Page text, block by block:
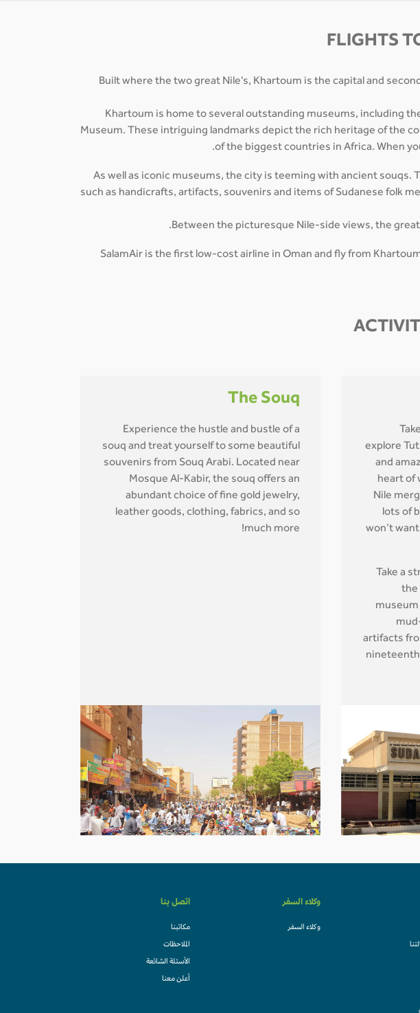
FLIGHTS
Built where the two great Nile's, Khartoum is the capital and
Khartoum is home to several outstanding museums, including
Museum. These intriguing landmarks depict the rich heritage of the
of the biggest countries in Africa. When
As well as iconic museums, the city is teeming with ancient souqs.
such as handicrafts, artifacts, souvenirs and items of Sudanese folk
Between the picturesque Nile-side views, the
SalamAir is the first low-cost airline in Oman and fly from
explore
and
heart of
Nile
lots of
won’t
Take a
the
artifacts
The Souq
Experience the hustle and bustle of a
souq and treat yourself to some beautiful
souvenirs from Souq Arabi. Located near
Mosque Al-Kabir, the souq offers an
abundant choice of fine gold jewelry,
leather goods, clothing, fabrics, and so
much more!
وكلاء السفر
وكلاء السفر
اتصل بنا
مكاتبنا
الملاحظات
الأسئلة الشائعة
أعلن معنا